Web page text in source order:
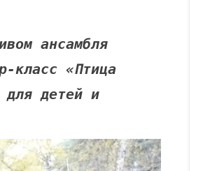
ансамбля
класс «Птица
для детей и